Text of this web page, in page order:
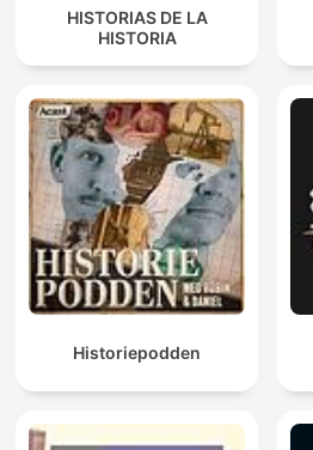
HISTORIAS DE LA
HISTORIA
Historiepodden